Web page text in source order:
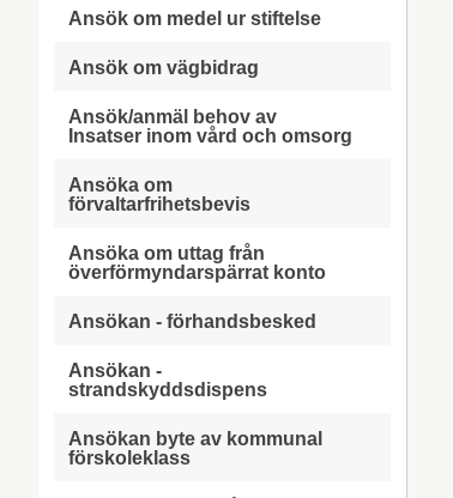
Ansök om medel ur stiftelse
Ansök om vägbidrag
Ansök/anmäl behov av
Insatser inom vård och omsorg
Ansöka om
förvaltarfrihetsbevis
Ansöka om uttag från
överförmyndarspärrat konto
Ansökan - förhandsbesked
Ansökan -
strandskyddsdispens
Ansökan byte av kommunal
förskoleklass